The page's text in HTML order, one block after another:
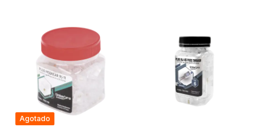
corrosión alargando su
tiempo de
vida. Cumplen…
tiempo de
vida. Cumplen…
Agotado